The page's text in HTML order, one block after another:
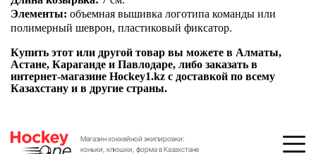
Элементы: объемная вышивка логотипа команды или
полимерный шеврон, пластиковый фиксатор.
Купить этот или другой товар вы можете в Алматы,
Астане, Караганде и Павлодаре, либо заказать в
интернет-магазине Hockey1.kz с доставкой по всему
Казахстану и в другие страны.
Магазин хоккейной экипировки:
коньки, клюшки, форма в Казахстане